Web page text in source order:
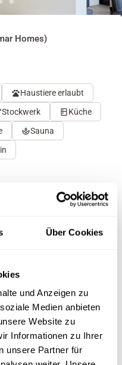
Über Cookies
und Anzeigen zu
Medien anbieten
Website zu
Informationen zu Ihrer
unsere Partner für
Homes)
Haustiere erlaubt
Stockwerk
Küche
Sauna
Auf die Merkliste